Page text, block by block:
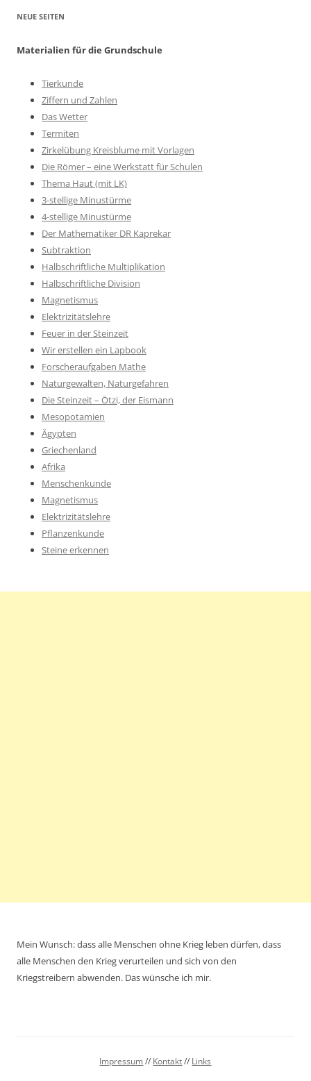
NEUE SEITEN
Materialien für die Grundschule
Tierkunde
Ziffern und Zahlen
Das Wetter
Termiten
Zirkelübung Kreisblume mit Vorlagen
Die Römer – eine Werkstatt für Schulen
Thema Haut (mit LK)
3-stellige Minustürme
4-stellige Minustürme
Der Mathematiker DR Kaprekar
Subtraktion
Halbschriftliche Multiplikation
Halbschriftliche Division
Magnetismus
Elektrizitätslehre
Feuer in der Steinzeit
Wir erstellen ein Lapbook
Forscheraufgaben Mathe
Naturgewalten, Naturgefahren
Die Steinzeit – Ötzi, der Eismann
Mesopotamien
Ägypten
Griechenland
Afrika
Menschenkunde
Magnetismus
Elektrizitätslehre
Pflanzenkunde
Steine erkennen
Mein Wunsch: dass alle Menschen ohne Krieg leben dürfen, dass
alle Menschen den Krieg verurteilen und sich von den
Kriegstreibern abwenden. Das wünsche ich mir.
Impressum // Kontakt// Links